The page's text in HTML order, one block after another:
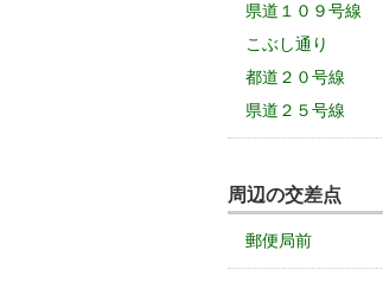
県道１０９号線
こぶし通り
都道２０号線
県道２５号線
周辺の交差点
郵便局前